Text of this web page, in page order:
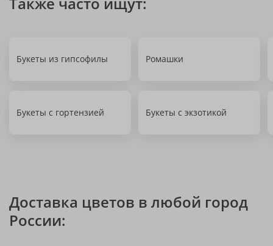
Букеты из гипсофилы Ромашки
Букеты с гортензией Букеты с экзотикой
Доставка цветов в любой город
России: